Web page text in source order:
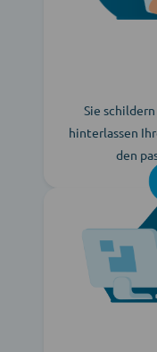
Sie
hinterlassen
den